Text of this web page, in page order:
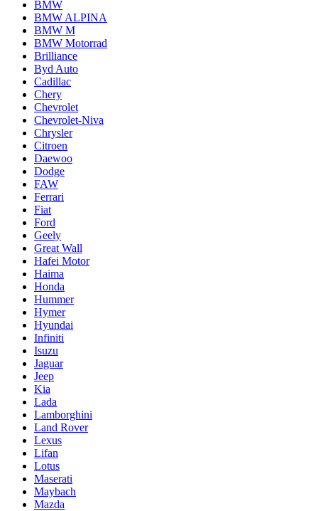
BMW
BMW ALPINA
BMW M
BMW Motorrad
Brilliance
Byd Auto
Cadillac
Chery
Chevrolet
Chevrolet-Niva
Chrysler
Citroen
Daewoo
Dodge
FAW
Ferrari
Fiat
Ford
Geely
Great Wall
Hafei Motor
Haima
Honda
Hummer
Hymer
Hyundai
Infiniti
Isuzu
Jaguar
Jeep
Kia
Lada
Lamborghini
Land Rover
Lexus
Lifan
Lotus
Maserati
Maybach
Mazda